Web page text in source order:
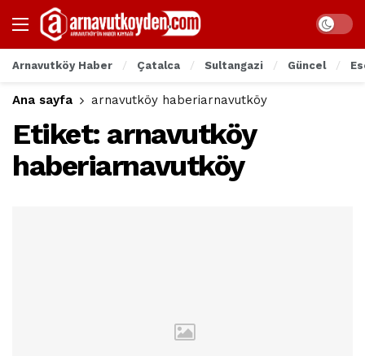
Arnavutköy Haber Çatalca Sultangazi Güncel
Ana sayfa arnavutköy haberiarnavutköy
Etiket: arnavutköy
haberiarnavutköy